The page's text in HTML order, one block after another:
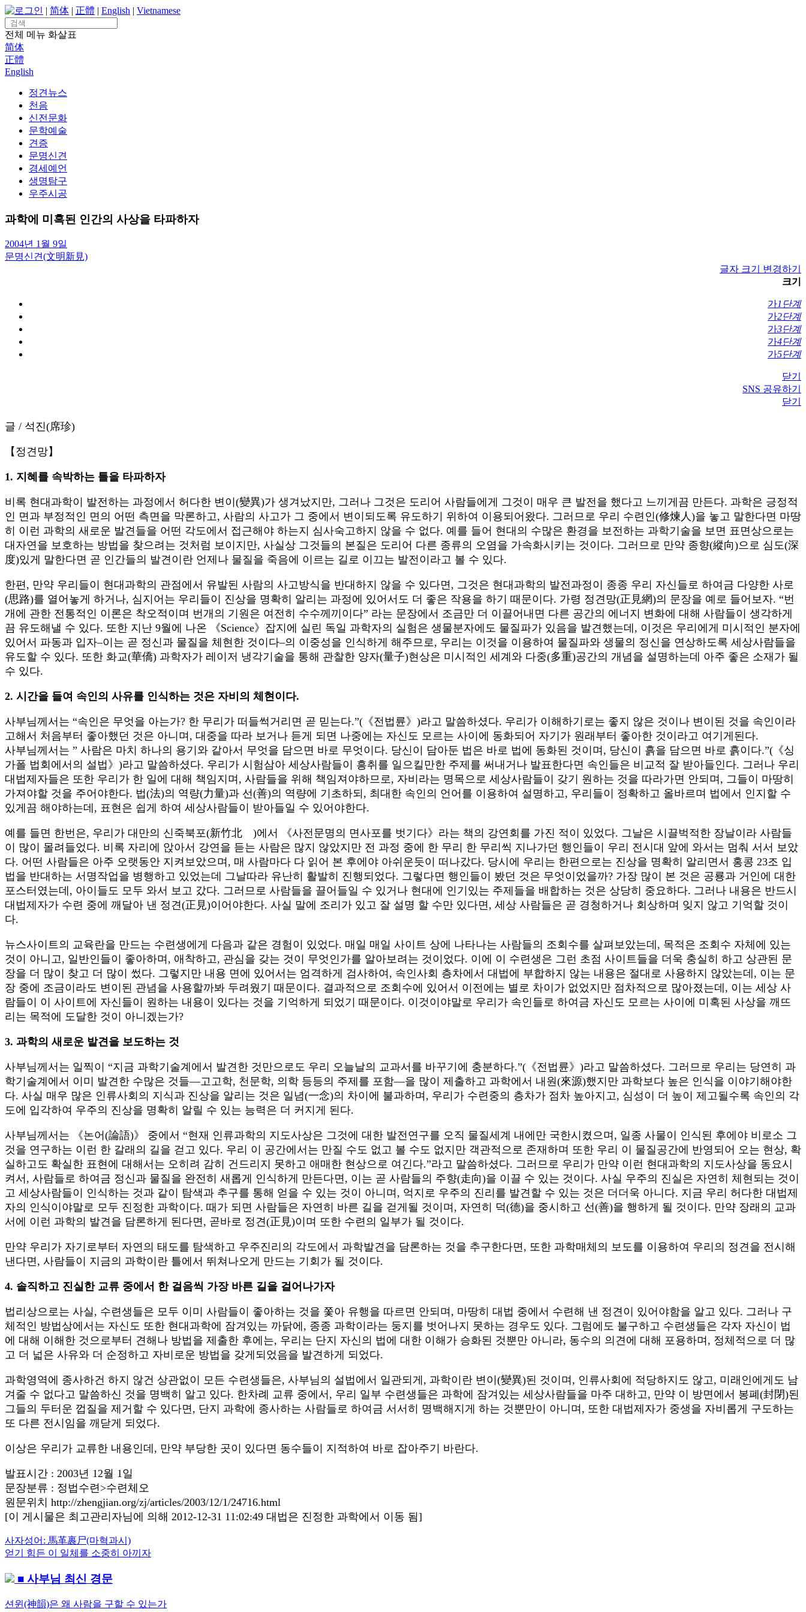
Skip
to
content
로그인 | 简体 | 正體 | English | Vietnamese
Search
for:
전체 메뉴 화살표
简体
正體
English
정견뉴스
천음
신전문화
문학예술
견증
문명신견
경세예언
생명탐구
우주시공
과학에 미혹된 인간의 사상을 타파하자
2004년 1월 9일
문명신견(文明新見)
글자 크기 변경하기
크기
가1단계
가2단계
가3단계
가4단계
가5단계
닫기
SNS 공유하기
닫기
글 / 석진(席珍)
【정견망】
1. 지혜를 속박하는 틀을 타파하자
비록 현대과학이 발전하는 과정에서 허다한 변이(變異)가 생겨났지만, 그러나 그것은 도리어 사람들에게 그것이 매우 큰 발전을 했다고 느끼게끔 만든다. 과학은 긍정적
인 면과 부정적인 면의 어떤 측면을 막론하고, 사람의 사고가 그 중에서 변이되도록 유도하기 위하여 이용되어왔다. 그러므로 우리 수련인(修煉人)을 놓고 말한다면 마땅
히 이런 과학의 새로운 발견들을 어떤 각도에서 접근해야 하는지 심사숙고하지 않을 수 없다. 예를 들어 현대의 수많은 환경을 보전하는 과학기술을 보면 표면상으로는
대자연을 보호하는 방법을 찾으려는 것처럼 보이지만, 사실상 그것들의 본질은 도리어 다른 종류의 오염을 가속화시키는 것이다. 그러므로 만약 종향(縱向)으로 심도(深
度)있게 말한다면 곧 인간들의 발견이란 언제나 물질을 죽음에 이르는 길로 이끄는 발전이라고 볼 수 있다.
한편, 만약 우리들이 현대과학의 관점에서 유발된 사람의 사고방식을 반대하지 않을 수 있다면, 그것은 현대과학의 발전과정이 종종 우리 자신들로 하여금 다양한 사로
(思路)를 열어놓게 하거나, 심지어는 우리들이 진상을 명확히 알리는 과정에 있어서도 더 좋은 작용을 하기 때문이다. 가령 정견망(正見網)의 문장을 예로 들어보자. “번
개에 관한 전통적인 이론은 착오적이며 번개의 기원은 여전히 수수께끼이다” 라는 문장에서 조금만 더 이끌어내면 다른 공간의 에너지 변화에 대해 사람들이 생각하게
끔 유도해낼 수 있다. 또한 지난 9월에 나온 《Science》잡지에 실린 독일 과학자의 실험은 생물분자에도 물질파가 있음을 발견했는데, 이것은 우리에게 미시적인 분자에
있어서 파동과 입자–이는 곧 정신과 물질을 체현한 것이다–의 이중성을 인식하게 해주므로, 우리는 이것을 이용하여 물질파와 생물의 정신을 연상하도록 세상사람들을
유도할 수 있다. 또한 화교(華僑) 과학자가 레이저 냉각기술을 통해 관찰한 양자(量子)현상은 미시적인 세계와 다중(多重)공간의 개념을 설명하는데 아주 좋은 소재가 될
수 있다.
2. 시간을 들여 속인의 사유를 인식하는 것은 자비의 체현이다.
사부님께서는 “속인은 무엇을 아는가? 한 무리가 떠들썩거리면 곧 믿는다.”(《전법륜》)라고 말씀하셨다. 우리가 이해하기로는 좋지 않은 것이나 변이된 것을 속인이라
고해서 처음부터 좋아했던 것은 아니며, 대중을 따라 보거나 듣게 되면 나중에는 자신도 모르는 사이에 동화되어 자기가 원래부터 좋아한 것이라고 여기게된다.
사부님께서는 ” 사람은 마치 하나의 용기와 같아서 무엇을 담으면 바로 무엇이다. 당신이 담아둔 법은 바로 법에 동화된 것이며, 당신이 흙을 담으면 바로 흙이다.”(《싱
가폴 법회에서의 설법》)라고 말씀하셨다. 우리가 시험삼아 세상사람들이 흥취를 일으킬만한 주제를 써내거나 발표한다면 속인들은 비교적 잘 받아들인다. 그러나 우리
대법제자들은 또한 우리가 한 일에 대해 책임지며, 사람들을 위해 책임져야하므로, 자비라는 명목으로 세상사람들이 갖기 원하는 것을 따라가면 안되며, 그들이 마땅히
가져야할 것을 주어야한다. 법(法)의 역량(力量)과 선(善)의 역량에 기초하되, 최대한 속인의 언어를 이용하여 설명하고, 우리들이 정확하고 올바르며 법에서 인지할 수
있게끔 해야하는데, 표현은 쉽게 하여 세상사람들이 받아들일 수 있어야한다.
예를 들면 한번은, 우리가 대만의 신죽북포(新竹北 )에서 《사전문명의 면사포를 벗기다》라는 책의 강연회를 가진 적이 있었다. 그날은 시끌벅적한 장날이라 사람들
이 많이 몰려들었다. 비록 자리에 앉아서 강연을 듣는 사람은 많지 않았지만 전 과정 중에 한 무리 한 무리씩 지나가던 행인들이 우리 전시대 앞에 와서는 멈춰 서서 보았
다. 어떤 사람들은 아주 오랫동안 지켜보았으며, 매 사람마다 다 읽어 본 후에야 아쉬운듯이 떠나갔다. 당시에 우리는 한편으로는 진상을 명확히 알리면서 홍콩 23조 입
법을 반대하는 서명작업을 병행하고 있었는데 그날따라 유난히 활발히 진행되었다. 그렇다면 행인들이 봤던 것은 무엇이었을까? 가장 많이 본 것은 공룡과 거인에 대한
포스터였는데, 아이들도 모두 와서 보고 갔다. 그러므로 사람들을 끌어들일 수 있거나 현대에 인기있는 주제들을 배합하는 것은 상당히 중요하다. 그러나 내용은 반드시
대법제자가 수련 중에 깨달아 낸 정견(正見)이어야한다. 사실 말에 조리가 있고 잘 설명 할 수만 있다면, 세상 사람들은 곧 경청하거나 회상하며 잊지 않고 기억할 것이
다.
뉴스사이트의 교육란을 만드는 수련생에게 다음과 같은 경험이 있었다. 매일 매일 사이트 상에 나타나는 사람들의 조회수를 살펴보았는데, 목적은 조회수 자체에 있는
것이 아니고, 일반인들이 좋아하며, 애착하고, 관심을 갖는 것이 무엇인가를 알아보려는 것이었다. 이에 이 수련생은 그런 초점 사이트들을 더욱 충실히 하고 상관된 문
장을 더 많이 찾고 더 많이 썼다. 그렇지만 내용 면에 있어서는 엄격하게 검사하여, 속인사회 층차에서 대법에 부합하지 않는 내용은 절대로 사용하지 않았는데, 이는 문
장 중에 조금이라도 변이된 관념을 사용할까봐 두려웠기 때문이다. 결과적으로 조회수에 있어서 이전에는 별로 차이가 없었지만 점차적으로 많아졌는데, 이는 세상 사
람들이 이 사이트에 자신들이 원하는 내용이 있다는 것을 기억하게 되었기 때문이다. 이것이야말로 우리가 속인들로 하여금 자신도 모르는 사이에 미혹된 사상을 깨뜨
리는 목적에 도달한 것이 아니겠는가?
3. 과학의 새로운 발견을 보도하는 것
사부님께서는 일찍이 “지금 과학기술계에서 발견한 것만으로도 우리 오늘날의 교과서를 바꾸기에 충분하다.”(《전법륜》)라고 말씀하셨다. 그러므로 우리는 당연히 과
학기술계에서 이미 발견한 수많은 것들―고고학, 천문학, 의학 등등의 주제를 포함―을 많이 제출하고 과학에서 내원(來源)했지만 과학보다 높은 인식을 이야기해야한
다. 사실 매우 많은 인류사회의 지식과 진상을 알리는 것은 일념(一念)의 차이에 불과하며, 우리가 수련중의 층차가 점차 높아지고, 심성이 더 높이 제고될수록 속인의 각
도에 입각하여 우주의 진상을 명확히 알릴 수 있는 능력은 더 커지게 된다.
사부님께서는 《논어(論語)》 중에서 “현재 인류과학의 지도사상은 그것에 대한 발전연구를 오직 물질세계 내에만 국한시켰으며, 일종 사물이 인식된 후에야 비로소 그
것을 연구하는 이런 한 갈래의 길을 걷고 있다. 우리 이 공간에서는 만질 수도 없고 볼 수도 없지만 객관적으로 존재하며 또한 우리 이 물질공간에 반영되어 오는 현상, 확
실하고도 확실한 표현에 대해서는 오히려 감히 건드리지 못하고 애매한 현상으로 여긴다.”라고 말씀하셨다. 그러므로 우리가 만약 이런 현대과학의 지도사상을 동요시
켜서, 사람들로 하여금 정신과 물질을 완전히 새롭게 인식하게 만든다면, 이는 곧 사람들의 주향(走向)을 이끌 수 있는 것이다. 사실 우주의 진실은 자연히 체현되는 것이
고 세상사람들이 인식하는 것과 같이 탐색과 추구를 통해 얻을 수 있는 것이 아니며, 억지로 우주의 진리를 발견할 수 있는 것은 더더욱 아니다. 지금 우리 허다한 대법제
자의 인식이야말로 모두 진정한 과학이다. 때가 되면 사람들은 자연히 바른 길을 걷게될 것이며, 자연히 덕(德)을 중시하고 선(善)을 행하게 될 것이다. 만약 장래의 교과
서에 이런 과학의 발견을 담론하게 된다면, 곧바로 정견(正見)이며 또한 수련의 일부가 될 것이다.
만약 우리가 자기로부터 자연의 태도를 탐색하고 우주진리의 각도에서 과학발견을 담론하는 것을 추구한다면, 또한 과학매체의 보도를 이용하여 우리의 정견을 전시해
낸다면, 사람들이 지금의 과학이란 틀에서 뛰쳐나오게 만드는 기회가 될 것이다.
4. 솔직하고 진실한 교류 중에서 한 걸음씩 가장 바른 길을 걸어나가자
법리상으로는 사실, 수련생들은 모두 이미 사람들이 좋아하는 것을 쫓아 유행을 따르면 안되며, 마땅히 대법 중에서 수련해 낸 정견이 있어야함을 알고 있다. 그러나 구
체적인 방법상에서는 자신도 또한 현대과학에 잠겨있는 까닭에, 종종 과학이라는 둥지를 벗어나지 못하는 경우도 있다. 그럼에도 불구하고 수련생들은 각자 자신이 법
에 대해 이해한 것으로부터 견해나 방법을 제출한 후에는, 우리는 단지 자신의 법에 대한 이해가 승화된 것뿐만 아니라, 동수의 의견에 대해 포용하며, 정체적으로 더 많
고 더 넓은 사유와 더 순정하고 자비로운 방법을 갖게되었음을 발견하게 되었다.
과학영역에 종사하건 하지 않건 상관없이 모든 수련생들은, 사부님의 설법에서 일관되게, 과학이란 변이(變異)된 것이며, 인류사회에 적당하지도 않고, 미래인에게도 남
겨줄 수 없다고 말씀하신 것을 명백히 알고 있다. 한차례 교류 중에서, 우리 일부 수련생들은 과학에 잠겨있는 세상사람들을 마주 대하고, 만약 이 방면에서 봉폐(封閉)된
그들의 두터운 껍질을 제거할 수 있다면, 단지 과학에 종사하는 사람들로 하여금 서서히 명백해지게 하는 것뿐만이 아니며, 또한 대법제자가 중생을 자비롭게 구도하는
또 다른 전시임을 깨닫게 되었다.
이상은 우리가 교류한 내용인데, 만약 부당한 곳이 있다면 동수들이 지적하여 바로 잡아주기 바란다.
발표시간 : 2003년 12월 1일
문장분류 : 정법수련>수련체오
원문위치 http://zhengjian.org/zj/articles/2003/12/1/24716.html
[이 게시물은 최고관리자님에 의해 2012-12-31 11:02:49 대법은 진정한 과학에서 이동 됨]
글
비
게
Previous
Post:
사자성어: 馬革裹尸(마혁과시)
Next
얻기 힘든 이 일체를 소중히 아끼자
■ 사부님 최신 경문
션윈(神韻)은 왜 사람을 구할 수 있는가